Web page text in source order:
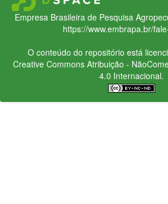
Empresa Brasileira de Pesquisa
https://www.embrapa.br/
O conteúdo do repositório está
Creative CommonsAtribuição -
4.0 Internacional.